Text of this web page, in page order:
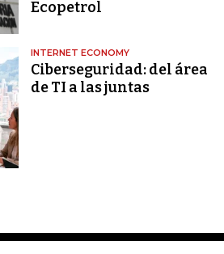
Ecopetrol
INTERNET ECONOMY
Ciberseguridad: del área
de TI a las juntas